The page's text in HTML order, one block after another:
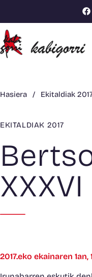
Hasiera / Ekitaldiak
EKITALDIAK 2017
XXXVI
2017.eko ekainaren 1an,